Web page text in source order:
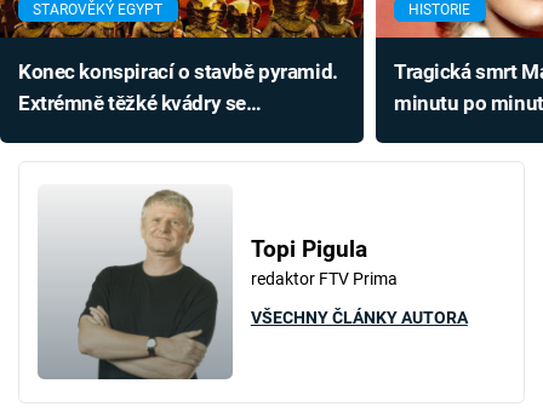
STAROVĚKÝ EGYPT
Konec konspirací o stavbě pyramid.
Extrémně těžké kvádry se
HISTORIE
Tragická smrt
minutu po
Topi Pigula
redaktor FTV Prima
VŠECHNY ČLÁNKY AUTORA